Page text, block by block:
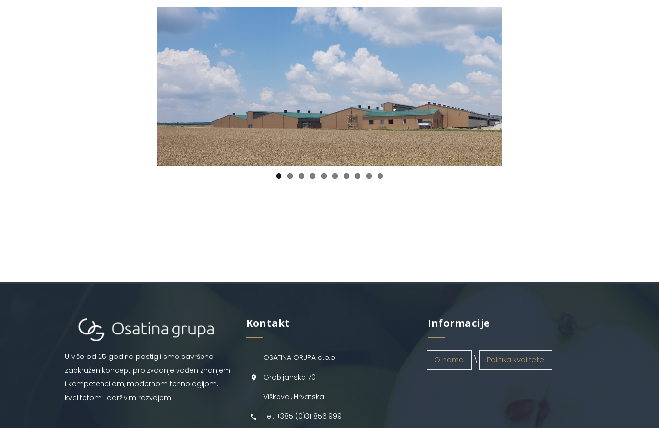
U više od 25 godina postigli smo savršeno
zaokružen koncept proizvodnje vođen znanjem
i kompetencijom, modernom tehnologijom,
kvalitetom i održivim razvojem.
Kontakt
OSATINA GRUPA d.o.o.
Grobljanska 70
Viškovci, Hrvatska
Tel: +385 (0)31 856 999
Informacije
O nama Politika kvalitete